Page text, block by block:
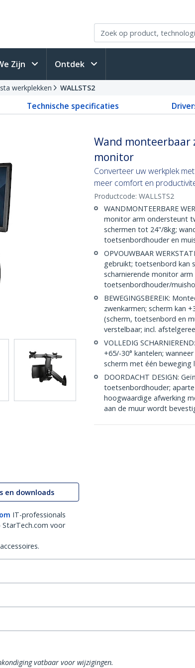
Zijn Ontdek
werkplekken WALLSTS2
Technische specificaties
en downloads
IT-professionals
voor
Wand
monitor
Converteer uw werkplek
meer comfort en
Productcode: WALLSTS2
WANDMONTEERBARE
monitor arm ondersteunt
schermen tot 24"/8kg;
toetsenbordhouder en
OPVOUWBAAR
gebruikt; toetsenbord kan
scharnierende monitor
toetsenbordhouder/
BEWEGINGSBEREIK:
zwenkarmen; scherm kan
(scherm, toetsenbord en
verstelbaar; incl.
VOLLEDIG
+65/-30° kantelen;
scherm met één
DOORDACHT DESIGN:
toetsenbordhouder;
hoogwaardige afwerking
aan de muur wordt
vatbaar voor wijzigingen.